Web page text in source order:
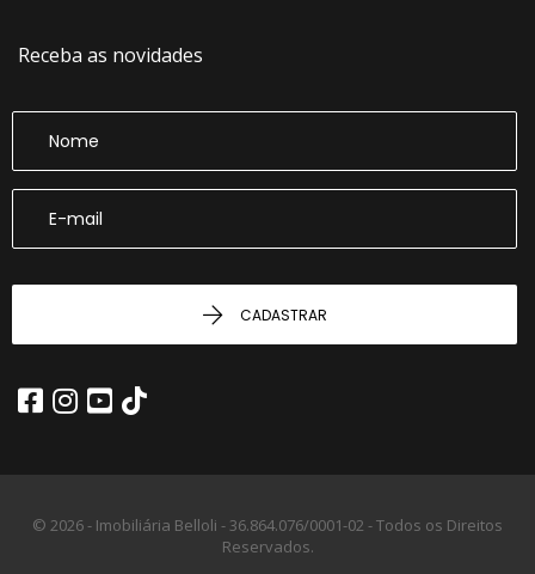
Receba as novidades
CADASTRAR
© 2026 - Imobiliária Belloli -36.864.076/0001-02 -Todos os Direitos
Reservados.